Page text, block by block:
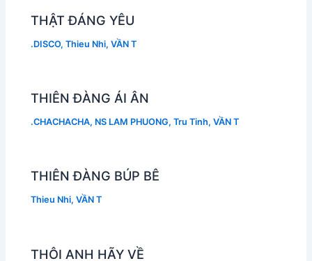
THẬT ĐÁNG YÊU
.DISCO,Thieu Nhi,VẦN T
THIÊN ĐÀNG ÁI ÂN
.CHACHACHA, NS LAM PHUONG,Tru Tinh,VẦN T
THIÊN ĐÀNG BÚP BÊ
Thieu Nhi,VẦN T
THÔI ANH HÃY VỀ